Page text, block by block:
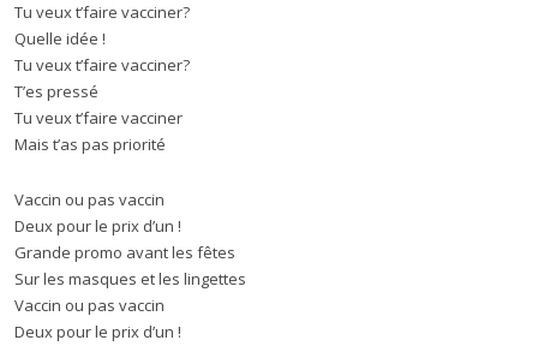
Tu veux t’faire vacciner?
Quelle idée !
Tu veux t’faire vacciner?
T’es pressé
Tu veux t’faire vacciner
Mais t’as pas priorité
Vaccin ou pas vaccin
Deux pour le prix d’un !
Grande promo avant les fêtes
Sur les masques et les lingettes
Vaccin ou pas vaccin
Deux pour le prix d’un !